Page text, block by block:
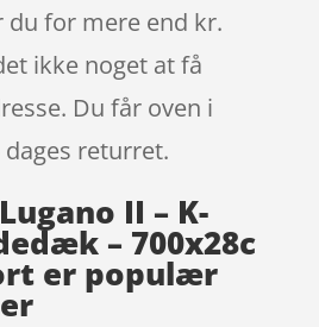
du for mere end kr.
ikke noget at få
Du får oven i
returret.
II – K-
– 700x28c
er populær